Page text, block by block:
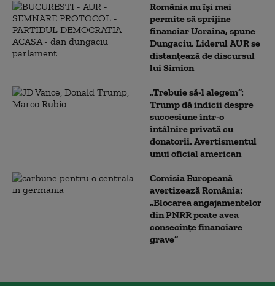
România nu își mai
permite să sprijine
financiar Ucraina, spune
Dungaciu. Liderul AUR se
distanțează de discursul
lui Simion
„Trebuie să-l alegem”:
Trump dă indicii despre
succesiune într-o
întâlnire privată cu
donatorii. Avertismentul
unui oficial american
Comisia Europeană
avertizează România:
„Blocarea angajamentelor
din PNRR poate avea
consecințe financiare
grave”